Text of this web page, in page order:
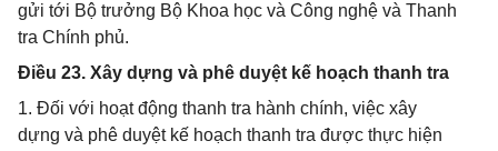
gửi tới Bộ trưởng Bộ Khoa học và Công nghệ và Thanh
tra Chính phủ.
Điều 23. Xây dựng và phê duyệt kế hoạch thanh tra
1. Đối với hoạt động thanh tra hành chính, việc xây
dựng và phê duyệt kế hoạch thanh tra được thực hiện